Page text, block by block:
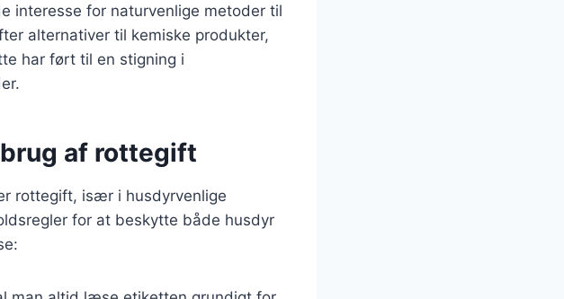
interesse for naturvenlige metoder til
alternativer til kemiske produkter,
har ført til en stigning i
af rottegift
rottegift, især i husdyrvenlige
for at beskytte både husdyr